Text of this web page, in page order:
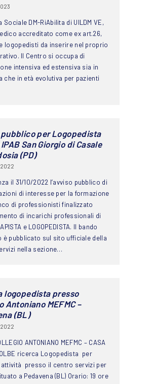
Sociale DM-RiAbilita di UILDM VE,
accreditato come ex art.26,
logopedisti da inserire nel proprio
Il Centro si occupa di
intensiva ed estensiva sia in
che in età evolutiva per pazienti
per Logopedista
San Giorgio di Casale
(PD)
2022
il 31/10/2022 l’avviso pubblico di
di interesse per la formazione
di professionisti finalizzato
di incarichi professionali di
e LOGOPEDISTA. Il bando
è pubblicato sul sito ufficiale della
nella sezione…
logopedista presso
Antoniano MEFMC –
(BL)
2022
ANTONIANO MEFMC – CASA
ricerca Logopedista per
attività presso il centro servizi per
a Pedavena (BL) Orario: 19 ore